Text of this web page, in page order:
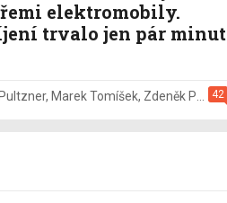
elektromobily.
trvalo jen pár minut
42
, Marek Tomíšek, Zdeněk Pečený